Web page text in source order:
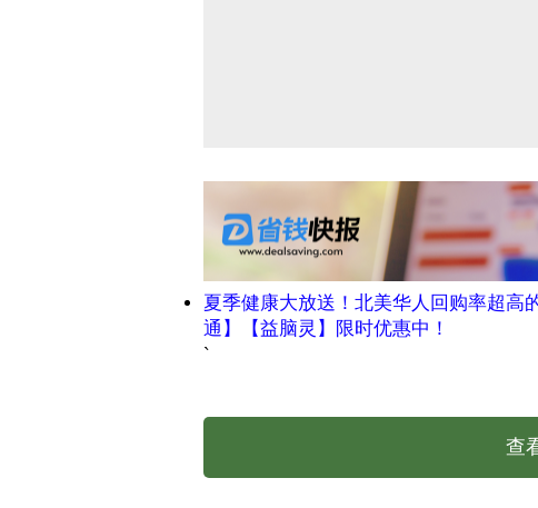
夏季健康大放送！北美华人回购率超高
通】【益脑灵】限时优惠中！
`
查